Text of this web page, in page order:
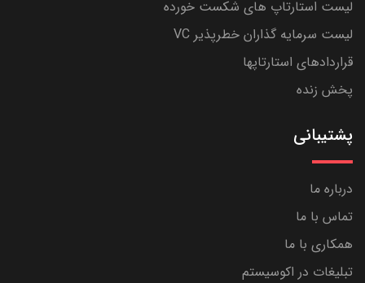
لیست استارتاپ های شکست خورده
لیست سرمایه گذاران خطرپذیر VC
قراردادهای استارتاپها
پخش زنده
پشتیبانی
درباره ما
تماس با ما
همکاری با ما
تبلیغات در اکوسیستم